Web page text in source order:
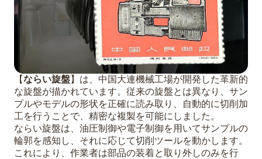
【ならい旋盤】は、中国大連機械工場が開発した革新的
な旋盤が描かれています。従来の旋盤とは異なり、サン
プルやモデルの形状を正確に読み取り、自動的に切削加
工を行うことで、精密な複製を可能にしました。
ならい旋盤は、油圧制御や電子制御を用いてサンプルの
輪郭を感知し、それに応じて切削ツールを動かします。
これにより、作業者は部品の装着と取り外しのみを行